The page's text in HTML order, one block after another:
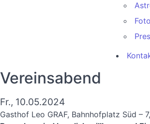
Vereinsabend
Fr., 10.05.2024
Gasthof Leo GRAF, Bahnhofplatz Süd –